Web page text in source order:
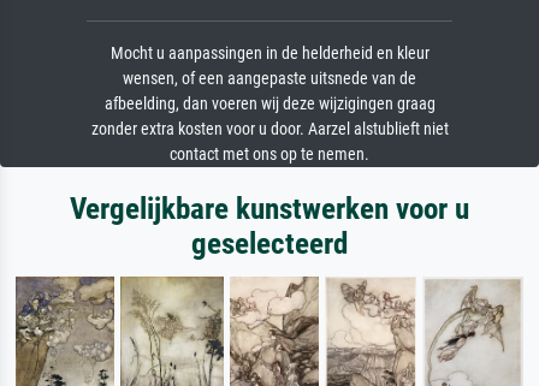
Mocht u aanpassingen in de helderheid en kleur
wensen, of een aangepaste uitsnede van de
afbeelding, dan voeren wij deze wijzigingen graag
zonder extra kosten voor u door. Aarzel alstublieft niet
contact met ons op te nemen.
Vergelijkbare kunstwerken voor u
geselecteerd